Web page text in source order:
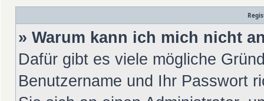
» Warum kann ich mich nicht
Dafür gibt es viele mögliche
Benutzername und Ihr Passwort